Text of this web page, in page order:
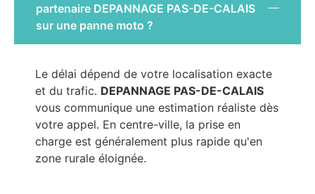
partenaire DEPANNAGE PAS-DE-CALAIS
sur une panne moto ?
Le délai dépend de votre localisation exacte
et du trafic. DEPANNAGE PAS-DE-CALAIS
vous communique une estimation réaliste dès
votre appel. En centre-ville, la prise en
charge est généralement plus rapide qu'en
zone rurale éloignée.